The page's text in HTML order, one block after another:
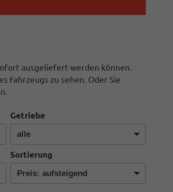
ausgeliefert werden können.
Fahrzeugs zu sehen. Oder Sie
Getriebe
Sortierung